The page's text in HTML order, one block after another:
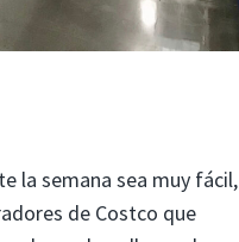
la semana sea muy fácil,
de Costco que